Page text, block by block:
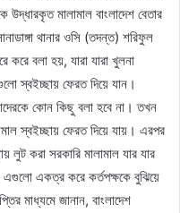
মালামাল বাংলাদেশ বেতার
থানার ওসি (তদন্ত) শরিফুল
করে বলা হয়, যারা যারা খুলনা
স্বইচ্ছায় ফেরত দিয়ে যান।
কোন কিছু বলা হবে না। তখন
স্বইচ্ছায় ফেরত দিয়ে যায়। এরপর
করা সরকারি মালামাল যার যার
এগুলো একত্র করে কর্তপক্ষকে বুঝিয়ে
মাধ্যমে জানান, বাংলাদেশ